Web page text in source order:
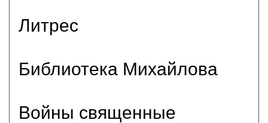
Литрес
Библиотека Михайлова
Войны священные